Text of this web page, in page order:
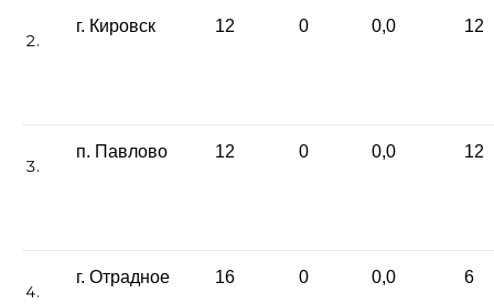
г. Кировск 12 0 0,0 12
п. Павлово 12 0 0,0 12
г. Отрадное 16 0 0,0 6